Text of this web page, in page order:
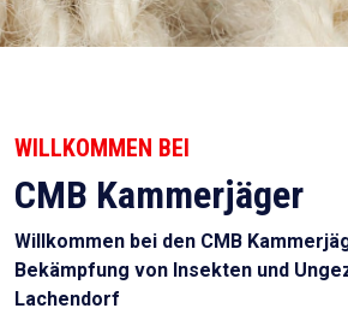
WILLKOMMEN BEI
CMB Kammerjäger
Willkommen bei den CMB
Bekämpfung von Insekten und
Lachendorf